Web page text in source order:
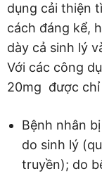
dụng cải thiện
cách đáng kể,
dày cả sinh lý
Với các công
20mg được
Bệnh nhân
do sinh lý
truyền); do